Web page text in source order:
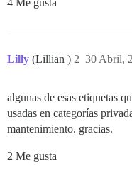
4 Me gusta
Lilly (Lillian ) 30 Abril,
2
algunas de esas etiquetas
usadas en categorías
mantenimiento. gracias.
2 Me gusta